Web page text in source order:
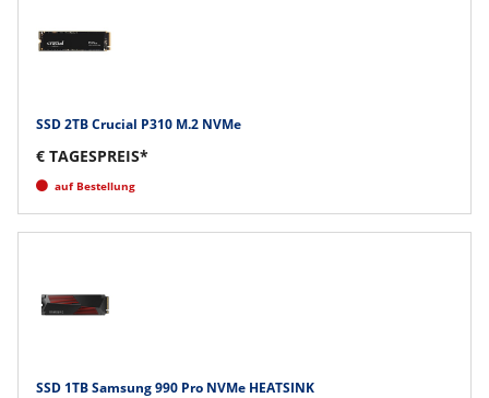
SSD 2TB Crucial P310 M.2 NVMe
€ TAGESPREIS*
auf Bestellung
SSD 1TB Samsung 990 Pro NVMe HEATSINK